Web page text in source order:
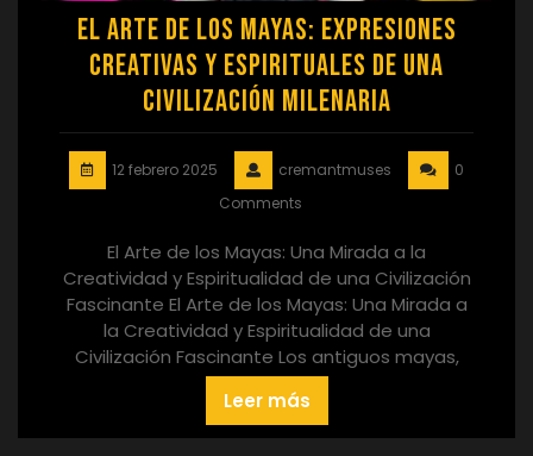
El Arte de los Mayas: Expresiones
Creativas y Espirituales de una
Civilización Milenaria
12 febrero 2025 cremantmuses
0
Comments
El Arte de los Mayas: Una Mirada a la
Creatividad y Espiritualidad de una Civilización
Fascinante El Arte de los Mayas: Una Mirada a
la Creatividad y Espiritualidad de una
Civilización Fascinante Los antiguos mayas,
Leer más